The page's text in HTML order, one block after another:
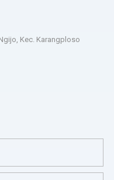
Kec. Karangploso